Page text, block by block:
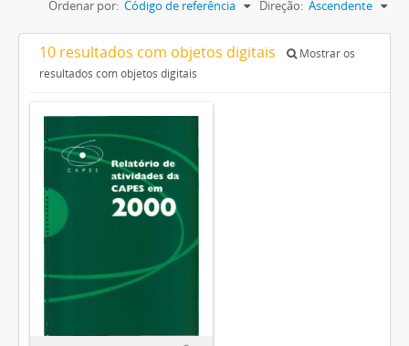
Ordenar por: Código de referência Direção: Ascendente
10 resultados com objetos digitais
Mostrar os
resultados com objetos digitais